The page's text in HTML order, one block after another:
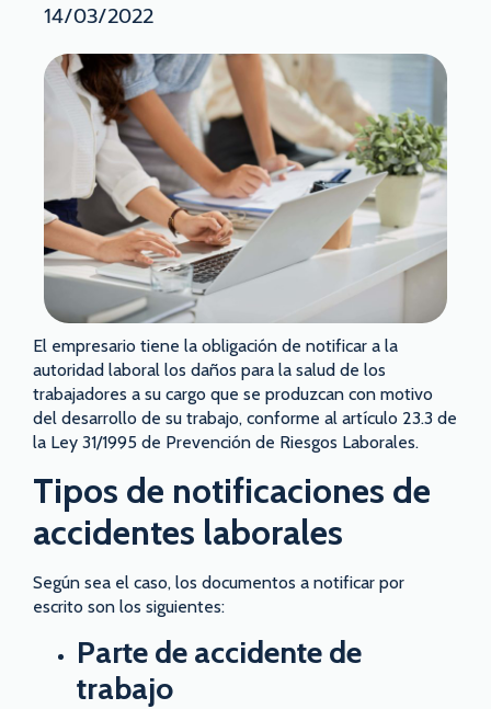
14/03/2022
El empresario tiene la obligación de notificar a la
autoridad laboral los daños para la salud de los
trabajadores a su cargo que se produzcan con motivo
del desarrollo de su trabajo, conforme al artículo 23.3 de
la Ley 31/1995 de Prevención de Riesgos Laborales.
Tipos de notificaciones de
accidentes laborales
Según sea el caso, los documentos a notificar por
escrito son los siguientes:
Parte de accidente de
trabajo